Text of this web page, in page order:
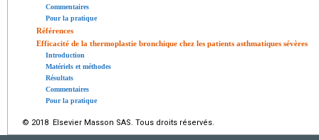
Commentaires
Pour la pratique
Références
Efficacité de la thermoplastie bronchique chez les patients asthmatiques sévères
Introduction
Matériels et méthodes
Résultats
Commentaires
Pour la pratique
© 2018 Elsevier Masson SAS. Tous droits réservés.